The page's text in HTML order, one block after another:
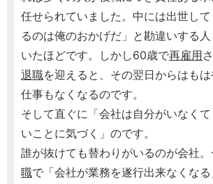
任せられていました。中には出世し
るのは俺のおかげだ」と勘違いする人
いたほどです。しかし60歳で再雇用
退職を迎えると、その翌日からはも
仕事もなくなるのです。
そして直ぐに「会社は自分がいなく
いことに気づく」のです。
誰が抜けても替わりがいるのが会社
職で「会社が業務を遂行出来なくなる